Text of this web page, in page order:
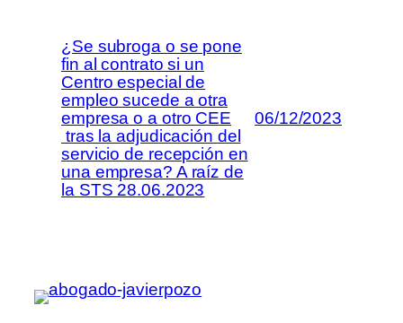
¿Se subroga o se pone
fin al contrato si un
Centro especial de
empleo sucede a otra
empresa o a otro CEE
tras la adjudicación del
servicio de recepción en
una empresa? A raíz de
la STS 28.06.2023
06/12/2023